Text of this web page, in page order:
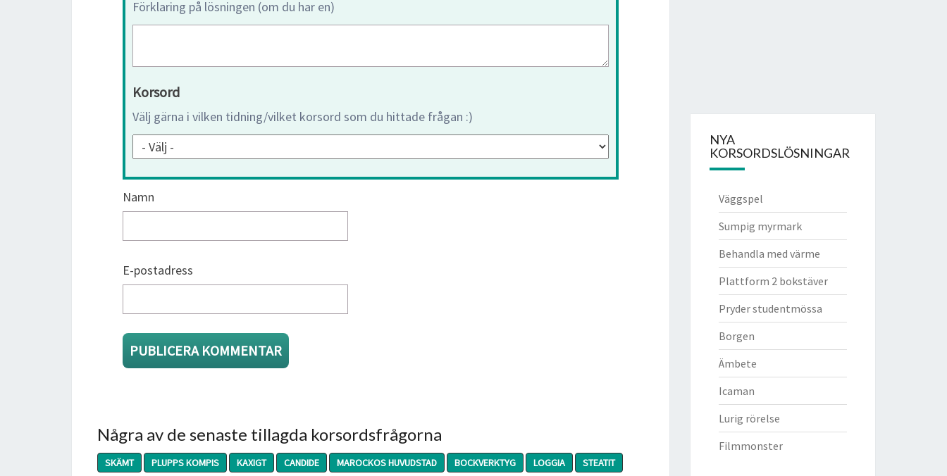
Förklaring på lösningen (om du har en)
Korsord
Välj gärna i vilken tidning/vilket korsord som du hittade frågan :)
Namn
E-postadress
Några av de senaste tillagda korsordsfrågorna
SKÄMT PLUPPS KOMPIS KAXIGT CANDIDE MAROCKOS HUVUDSTAD BOCKVERKTYG LOGGIA STEATIT
NYA
KORSORDSLÖSNINGAR
Väggspel
Sumpig myrmark
Behandla med värme
Plattform 2 bokstäver
Pryder studentmössa
Borgen
Ämbete
Icaman
Lurig rörelse
Filmmonster